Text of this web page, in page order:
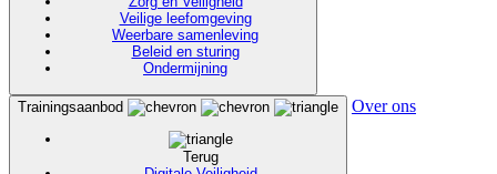
Veilige leefomgeving
Weerbare samenleving
Beleid en sturing
Ondermijning
Trainingsaanbod
Terug
Over ons